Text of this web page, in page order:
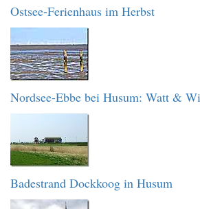
Ostsee-Ferienhaus im Herbst
Nordsee-Ebbe bei Husum: Watt &
Badestrand Dockkoog in Husum